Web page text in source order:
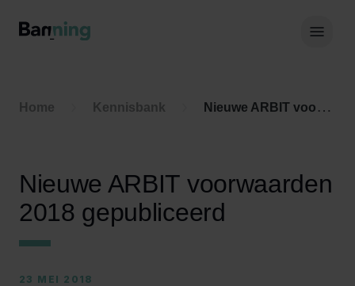
Home Kennisbank Nieuwe ARBIT voorwaarden 2018 gepubliceerd
Nieuwe ARBIT voorwaarden
2018 gepubliceerd
23 MEI 2018